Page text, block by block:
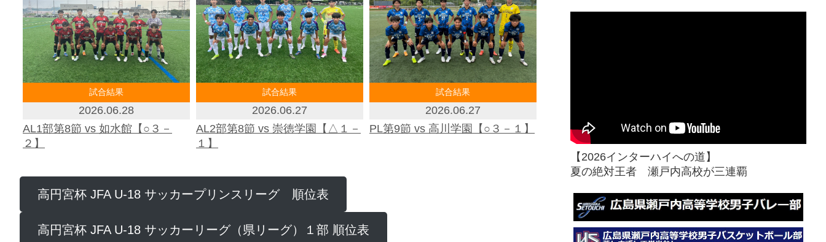
試合結果
2026.06.27
AL2部第8節 vs 崇徳学園【△１－
１】
試合結果
2026.06.27
PL第9節 vs 高川学園【○３－１】
試合結果
2026.06.21
中国高等学校サッカー選手権大会
中国高等学校サッカー選手権大会
準決勝 vs 岡山学芸館【●１PK
中国高等学校サッカ
1回戦 vs 鳥取城北【
高円宮杯 JFA U-18 サッカープリンスリーグ 順位表
高円宮杯 JFA U-18 サッカーリーグ（県リーグ）１部 順位表
【2026インターハイへの道】
夏の絶対王者 瀬戸内高校が三連覇